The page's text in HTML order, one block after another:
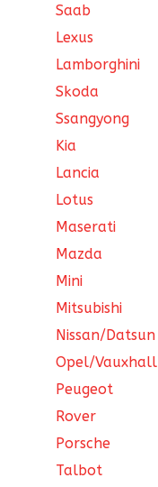
Saab
Lexus
Lamborghini
Skoda
Ssangyong
Kia
Lancia
Lotus
Maserati
Mazda
Mini
Mitsubishi
Nissan/Datsun
Opel/Vauxhall
Peugeot
Rover
Porsche
Talbot